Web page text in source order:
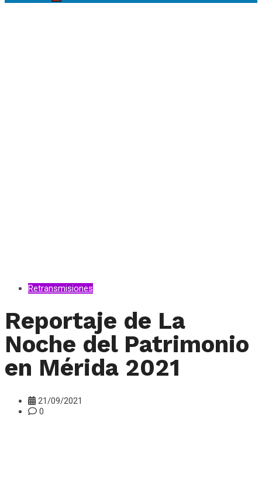
Retransmisiones
Reportaje de La
Noche del Patrimonio
en Mérida 2021
21/09/2021
0